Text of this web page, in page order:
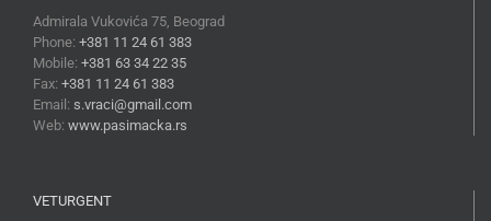
Admirala Vukovića 75, Beograd
Phone: +381 11 24 61 383
Mobile: +381 63 34 22 35
Fax: +381 11 24 61 383
Email: s.vraci@gmail.com
Web: www.pasimacka.rs
VETURGENT